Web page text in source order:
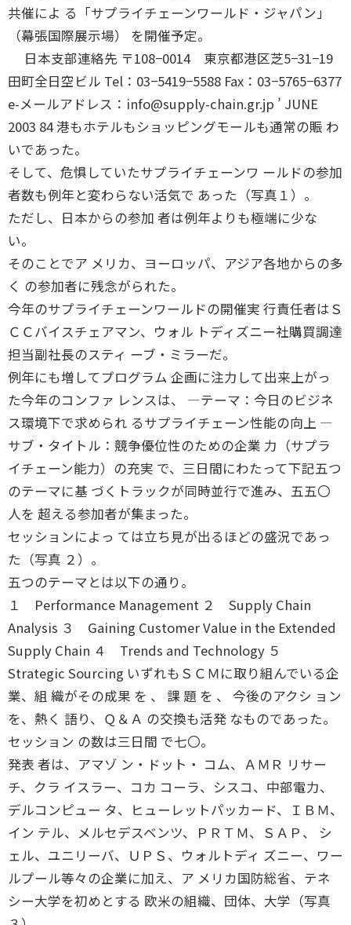
共催によ る「サプライチェーンワールド・ジャパン」
（幕張国際展示場） を開催予定。
日本支部連絡先 〒108−0014 東京都港区芝5−31−19
田町全日空ビル Tel：03−5419−5588 Fax：03−5765−6377
e-メールアドレス：info@supply-chain.gr.jp ’ JUNE
2003 84 港もホテルもショッピングモールも通常の賑 わ
いであった。
そして、危惧していたサプライチェーンワ ールドの参加
者数も例年と変わらない活気で あった（写真１）。
ただし、日本からの参加 者は例年よりも極端に少な
い。
そのことでア メリカ、ヨーロッパ、アジア各地からの多
く の参加者に残念がられた。
今年のサプライチェーンワールドの開催実 行責任者はＳ
ＣＣバイスチェアマン、ウォル トディズニー社購買調達
担当副社長のスティ ーブ・ミラーだ。
例年にも増してプログラム 企画に注力して出来上がっ
た今年のコンファ レンスは、 ―テーマ：今日のビジネ
ス環境下で求められ るサプライチェーン性能の向上 ―
サブ・タイトル：競争優位性のための企業 力（サプラ
イチェーン能力）の充実 で、三日間にわたって下記五つ
のテーマに基 づくトラックが同時並行で進み、五五〇
人を 超える参加者が集まった。
セッションによっ ては立ち見が出るほどの盛況であっ
た（写真 ２）。
五つのテーマとは以下の通り。
１ Performance Management ２ Supply Chain
Analysis ３ Gaining Customer Value in the Extended
Supply Chain ４ Trends and Technology ５
Strategic Sourcing いずれもＳＣＭに取り組んでいる企
業、組 織がその成果 を 、 課 題 を 、 今後のアクシ ョン
を、熱く 語り、Ｑ＆Ａ の交換も活発 なものであった。
セッション の数は三日間 で七〇。
発表 者は、アマゾ ン・ドット・ コム、ＡＭＲ リサー
チ、クラ イスラー、コカ コーラ、シスコ、中部電力、
デルコンピュー タ、ヒューレットパッカード、ＩＢＭ、
イン テル、メルセデスベンツ、ＰＲＴＭ、ＳＡＰ、 シ
ェル、ユニリーバ、ＵＰＳ、ウォルトディ ズニー、ワー
ルプール等々の企業に加え、ア メリカ国防総省、テネ
シー大学を初めとする 欧米の組織、団体、大学（写真